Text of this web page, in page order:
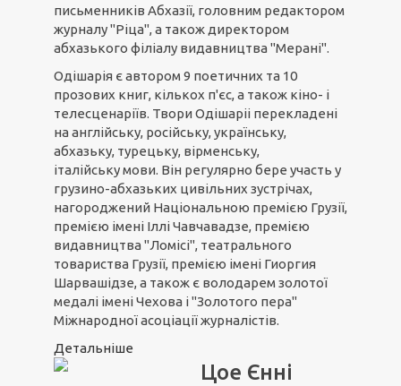
письменників Абхазії, головним редактором
журналу "Ріца", а також директором
абхазького філіалу видавництва "Мерані".
Одішарія є автором 9 поетичних та 10
прозових книг, кількох п'єс, а також кіно- і
телесценаріїв. Твори Одішаріі перекладені
на англійську, російську, українську,
абхазьку, турецьку, вірменську,
італійську мови. Він регулярно бере участь у
грузино-абхазьких цивільних зустрічах,
нагороджений Національною премією Грузії,
премією імені Іллі Чавчавадзе, премією
видавництва "Ломісі", театрального
товариства Грузії, премією імені Гиоргия
Шарвашідзе, а також є володарем золотої
медалі імені Чехова і "Золотого пера"
Міжнародної асоціації журналістів.
Детальніше
Цое Єнні